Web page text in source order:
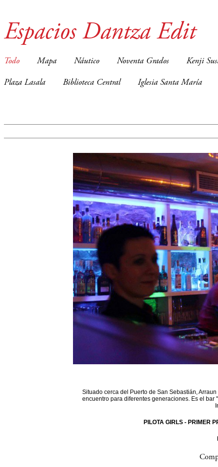
Espacios Dantza Edit
Todo Mapa Náutico Noventa Grados Kenji
Plaza Lasala Biblioteca Central Iglesia Santa María
Situado cerca del Puerto de San Sebastián,
encuentro para diferentes generaciones. Es el
PILOTA GIRLS - PRIMER